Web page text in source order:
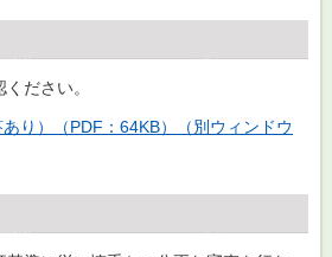
ださい。
り）（PDF：64KB）（別ウィンドウ